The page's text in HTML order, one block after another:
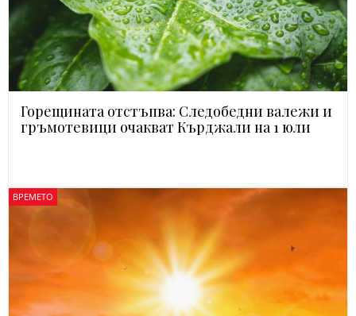
Горещината отстъпва: Следобедни валежи и
гръмотевици очакват Кърджали на 1 юли
ВРЕМЕТО